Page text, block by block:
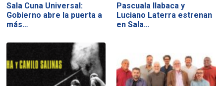
Sala Cuna Universal:
Gobierno abre la puerta a
más…
Pascuala Ilabaca y
Luciano Laterra estrenan
en Sala…